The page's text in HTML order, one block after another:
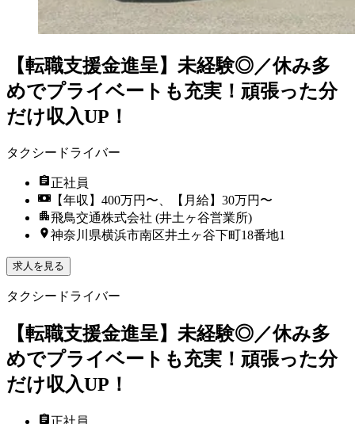
【転職支援金進呈】未経験◎／休み多
めでプライベートも充実！頑張った分
だけ収入UP！
タクシードライバー
正社員
【年収】400万円〜、【月給】30万円〜
飛鳥交通株式会社 (井土ヶ谷営業所)
神奈川県横浜市南区井土ヶ谷下町18番地1
求人を見る
タクシードライバー
【転職支援金進呈】未経験◎／休み多
めでプライベートも充実！頑張った分
だけ収入UP！
正社員